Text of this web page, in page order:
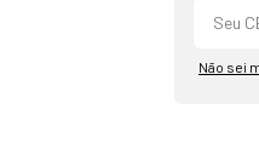
Não sei